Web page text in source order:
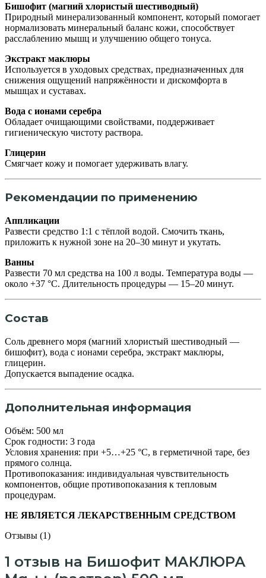
Бишофит (магний хлористый шестиводный)
Природный минерализованный компонент, который помогает
нормализовать минеральный баланс кожи, способствует
расслаблению мышц и улучшению общего тонуса.
Экстракт маклюры
Используется в уходовых средствах, предназначенных для
снижения ощущений напряжённости и дискомфорта в
мышцах и суставах.
Вода с ионами серебра
Обладает очищающими свойствами, поддерживает
гигиеническую чистоту раствора.
Глицерин
Смягчает кожу и помогает удерживать влагу.
Рекомендации по применению
Аппликации
Развести средство 1:1 с тёплой водой. Смочить ткань,
приложить к нужной зоне на 20–30 минут и укутать.
Ванны
Развести 70 мл средства на 100 л воды. Температура воды —
около +37 °C. Длительность процедуры — 15–20 минут.
Состав
Соль древнего моря (магний хлористый шестиводный —
бишофит), вода с ионами серебра, экстракт маклюры,
глицерин.
Допускается выпадение осадка.
Дополнительная информация
Объём: 500 мл
Срок годности: 3 года
Условия хранения: при +5…+25 °C, в герметичной таре, без
прямого солнца.
Противопоказания: индивидуальная чувствительность
компонентов, общие противопоказания к тепловым
процедурам.
НЕ ЯВЛЯЕТСЯ ЛЕКАРСТВЕННЫМ СРЕДСТВОМ
Отзывы (1)
1 отзыв на Бишофит МАКЛЮРА